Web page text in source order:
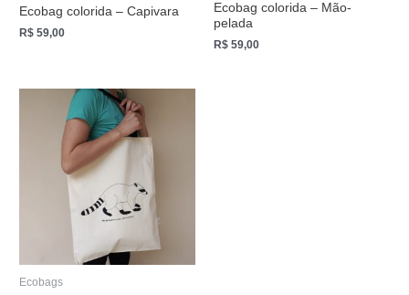
Ecobag colorida – Capivara
R$ 59,00
Ecobag colorida – Mão-
pelada
R$ 59,00
Ecobags